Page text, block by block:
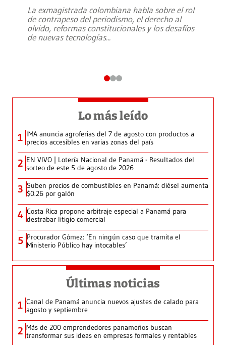
La exmagistrada colombiana habla sobre el rol
de contrapeso del periodismo, el derecho al
olvido, reformas constitucionales y los desafíos
de nuevas tecnologías...
Lo más leído
1 IMA anuncia agroferias del 7 de agosto con productos a
precios accesibles en varias zonas del país
2 EN VIVO | Lotería Nacional de Panamá - Resultados del
sorteo de este 5 de agosto de 2026
3 Suben precios de combustibles en Panamá: diésel aumenta
$0.26 por galón
4 Costa Rica propone arbitraje especial a Panamá para
destrabar litigio comercial
5 Procurador Gómez: ‘En ningún caso que tramita el
Ministerio Público hay intocables’
Últimas noticias
1 Canal de Panamá anuncia nuevos ajustes de calado para
agosto y septiembre
2 Más de 200 emprendedores panameños buscan
transformar sus ideas en empresas formales y rentables